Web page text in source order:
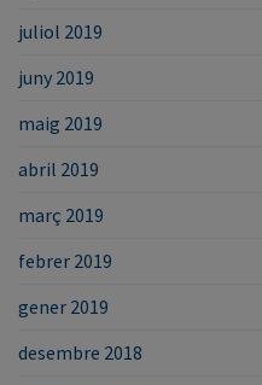
juliol 2019
juny 2019
maig 2019
abril 2019
març 2019
febrer 2019
gener 2019
desembre 2018